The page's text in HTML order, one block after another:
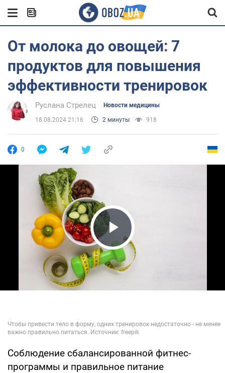
От молока до овощей: 7
продуктов для повышения
эффективности тренировок
Руслана Стрелец Новости медицины
18.08.2024 21:16 2 минуты 918
0
Play Video
Соблюдение сбалансированной фитнес-
программы и правильное питание